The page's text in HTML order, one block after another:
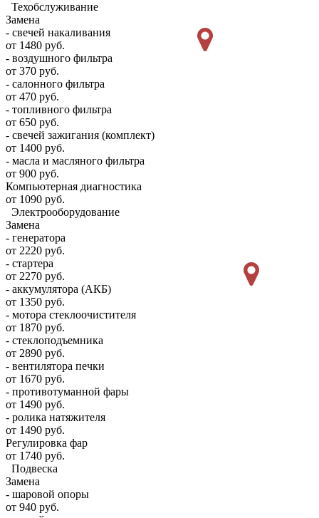
Техобслуживание
Замена
- свечей накаливания
от 1480 руб.
- воздушного фильтра
от 370 руб.
- салонного фильтра
от 470 руб.
- топливного фильтра
от 650 руб.
- свечей зажигания (комплект)
от 1400 руб.
- масла и масляного фильтра
от 900 руб.
Компьютерная диагностика
от 1090 руб.
Электрооборудование
Замена
- генератора
от 2220 руб.
- стартера
от 2270 руб.
- аккумулятора (АКБ)
от 1350 руб.
- мотора стеклоочистителя
от 1870 руб.
- стеклоподъемника
от 2890 руб.
- вентилятора печки
от 1670 руб.
- противотуманной фары
от 1490 руб.
- ролика натяжителя
от 1490 руб.
Регулировка фар
от 1740 руб.
Подвеска
Замена
- шаровой опоры
от 940 руб.